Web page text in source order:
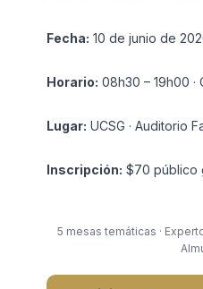
Fecha: 10 de junio de
Horario: 08h30 – 19h00
Lugar: UCSG · Auditorio
Inscripción: $70 público
5 mesas temáticas ·